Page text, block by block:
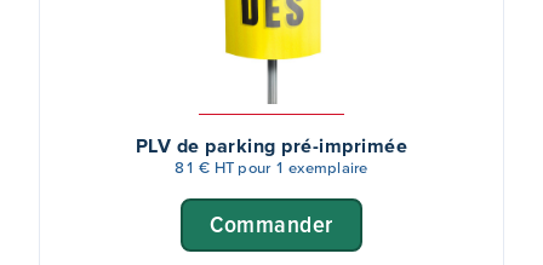
PLV de parking pré-imprimée
81 € HT pour 1 exemplaire
Commander